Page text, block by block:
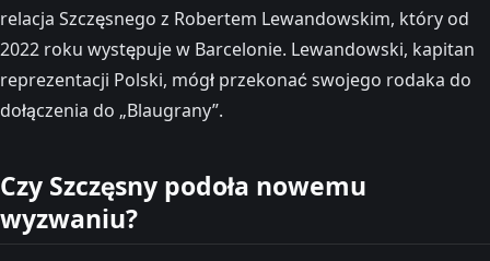
relacja Szczęsnego z Robertem Lewandowskim, który od
2022 roku występuje w Barcelonie. Lewandowski, kapitan
reprezentacji Polski, mógł przekonać swojego rodaka do
dołączenia do „Blaugrany”​.
Czy Szczęsny podoła nowemu
wyzwaniu?